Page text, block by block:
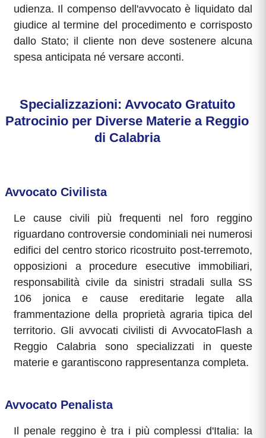
udienza. Il compenso dell'avvocato è liquidato dal
giudice al termine del procedimento e corrisposto
dallo Stato; il cliente non deve sostenere alcuna
spesa anticipata né versare acconti.
Specializzazioni: Avvocato Gratuito
Patrocinio per Diverse Materie a Reggio
di Calabria
Avvocato Civilista
Le cause civili più frequenti nel foro reggino
riguardano controversie condominiali nei numerosi
edifici del centro storico ricostruito post-terremoto,
opposizioni a procedure esecutive immobiliari,
responsabilità civile da sinistri stradali sulla SS
106 jonica e cause ereditarie legate alla
frammentazione della proprietà agraria tipica del
territorio. Gli avvocati civilisti di AvvocatoFlash a
Reggio Calabria sono specializzati in queste
materie e garantiscono rappresentanza completa.
Avvocato Penalista
Il penale reggino è tra i più complessi d'Italia: la